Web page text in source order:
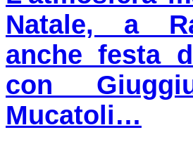
Natale, a
anche festa
con
Mucatoli…